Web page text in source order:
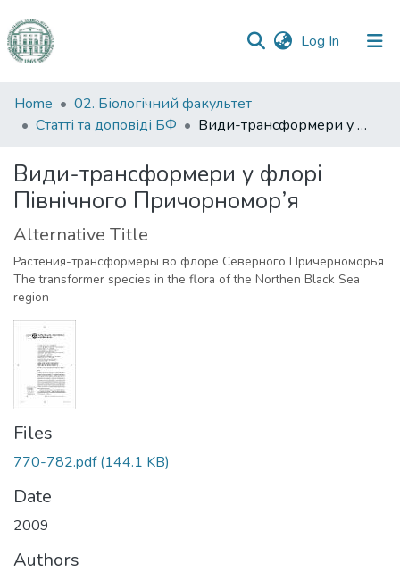
Log In (current)
Communities
&
All of DSpace
Statistics
Home
02. Біологічний факультет
Статті та доповіді БФ
Види-трансформери у флорі Північного Причорномор’я
Види-трансформери у флорі
Північного Причорномор’я
Alternative Title
Растения-трансформеры во флоре Северного Причерноморья
The transformer species in the flora of the Northen Black Sea
region
Files
770-782.pdf(144.1 KB)
Date
2009
Authors